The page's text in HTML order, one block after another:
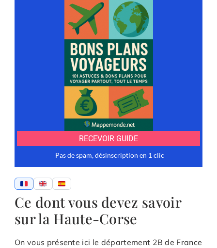
Ce dont vous devez savoir
sur la Haute-Corse
On vous présente ici le département 2B de France